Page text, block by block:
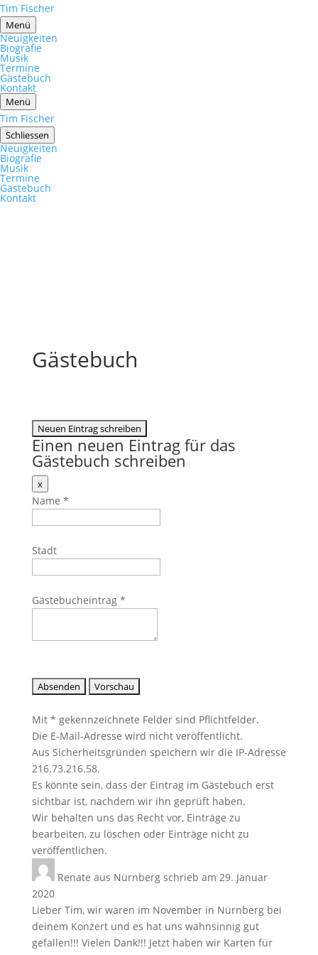
Tim Fischer
Menü
Neuigkeiten
Biografie
Musik
Termine
Gästebuch
Kontakt
Menü
Tim Fischer
Schliessen
Neuigkeiten
Biografie
Musik
Termine
Gästebuch
Kontakt
Gästebuch
Einen neuen Eintrag für das
Gästebuch schreiben
xDieses
Formular
ausblenden
Name *
Stadt
Gästebucheintrag *
Mit * gekennzeichnete Felder sind Pflichtfelder.
Die E-Mail-Adresse wird nicht veröffentlicht.
Aus Sicherheitsgründen speichern wir die IP-Adresse
216.73.216.58.
Es könnte sein, dass der Eintrag im Gästebuch erst
sichtbar ist, nachdem wir ihn geprüft haben.
Wir behalten uns das Recht vor, Einträge zu
bearbeiten, zu löschen oder Einträge nicht zu
veröffentlichen.
Renate aus Nürnberg schrieb am 29. Januar
2020
Lieber Tim, wir waren im November in Nürnberg bei
deinem Konzert und es hat uns wahnsinnig gut
gefallen!!! Vielen Dank!!! Jetzt haben wir Karten für